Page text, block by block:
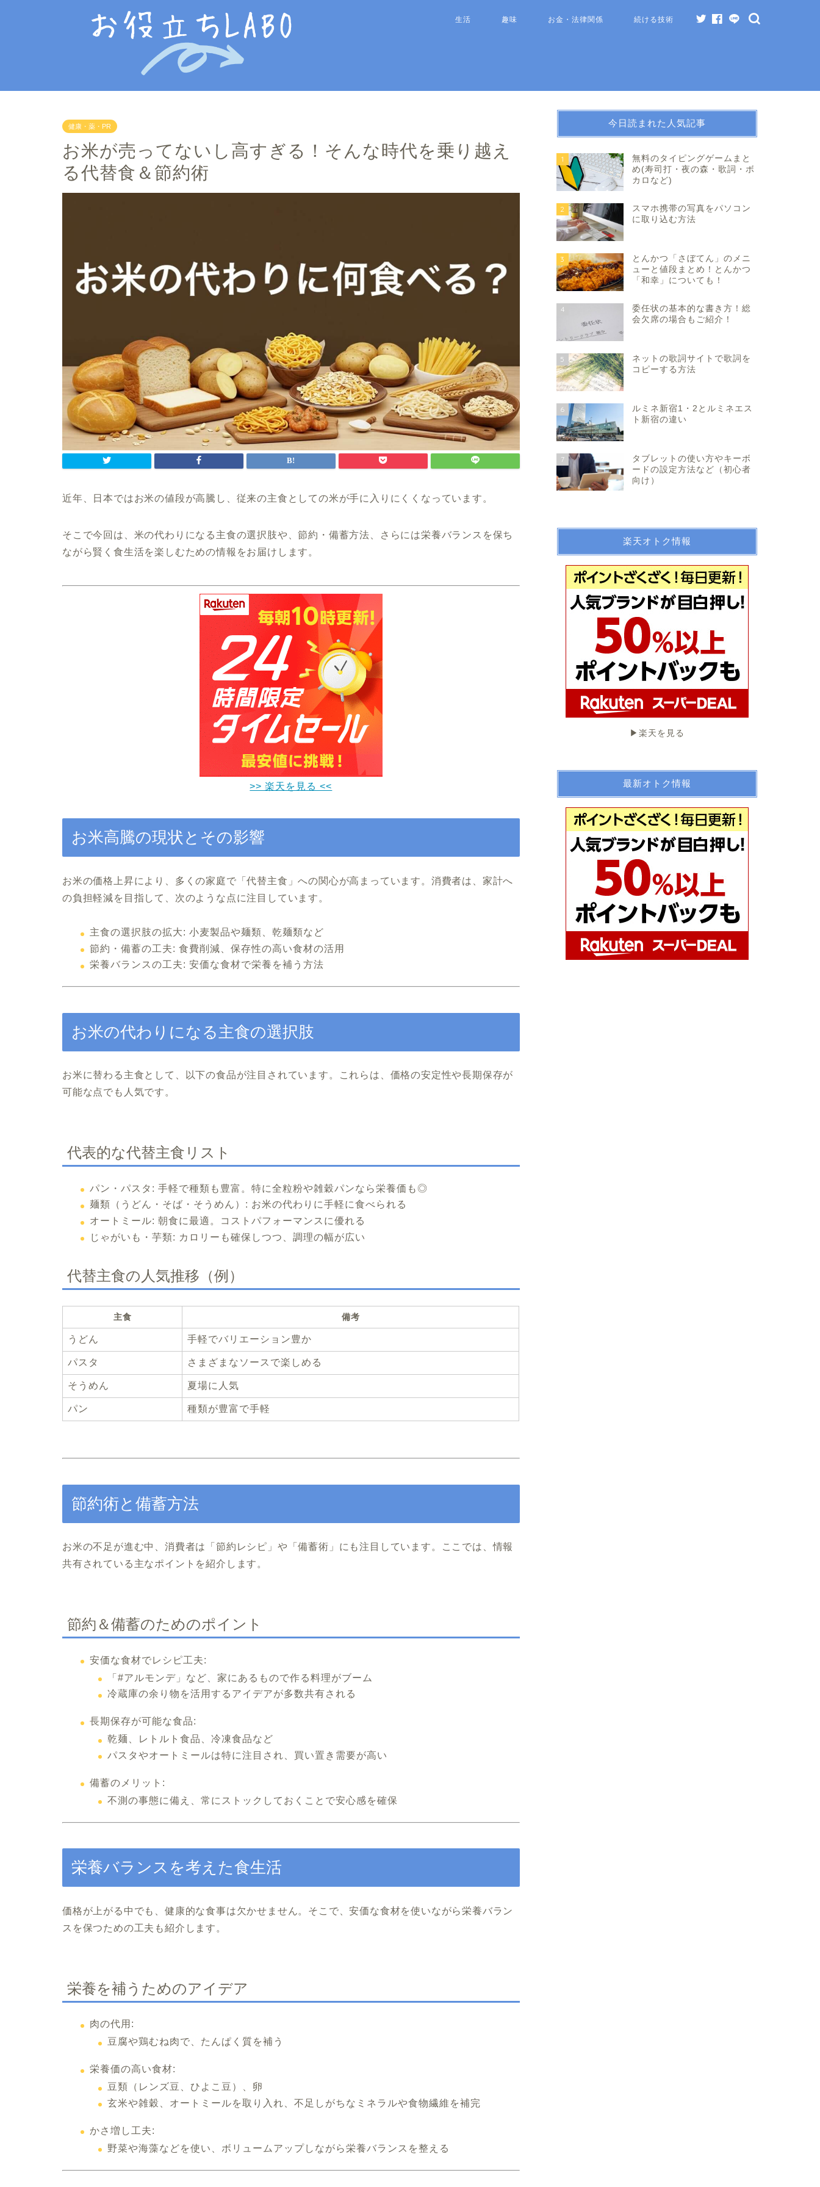
生活 趣味 お金・法律関係 続ける技術
健康・薬・PR
お米が売ってないし高すぎる！そんな時代を乗り越え
る代替食＆節約術
近年、日本ではお米の値段が高騰し、従来の主食としての米が手に入りにくくなっています。
そこで今回は、米の代わりになる主食の選択肢や、節約・備蓄方法、さらには栄養バランスを保ち
ながら賢く食生活を楽しむための情報をお届けします。
>> 楽天を見る <<
お米高騰の現状とその影響
お米の価格上昇により、多くの家庭で「代替主食」への関心が高まっています。消費者は、家計へ
の負担軽減を目指して、次のような点に注目しています。
主食の選択肢の拡大: 小麦製品や麺類、乾麺類など
節約・備蓄の工夫: 食費削減、保存性の高い食材の活用
栄養バランスの工夫: 安価な食材で栄養を補う方法
お米の代わりになる主食の選択肢
お米に替わる主食として、以下の食品が注目されています。これらは、価格の安定性や長期保存が
可能な点でも人気です。
代表的な代替主食リスト
パン・パスタ: 手軽で種類も豊富。特に全粒粉や雑穀パンなら栄養価も◎
麺類（うどん・そば・そうめん）: お米の代わりに手軽に食べられる
オートミール: 朝食に最適。コストパフォーマンスに優れる
じゃがいも・芋類: カロリーも確保しつつ、調理の幅が広い
代替主食の人気推移（例）
主食 備考
うどん 手軽でバリエーション豊か
パスタ さまざまなソースで楽しめる
そうめん 夏場に人気
パン 種類が豊富で手軽
節約術と備蓄方法
お米の不足が進む中、消費者は「節約レシピ」や「備蓄術」にも注目しています。ここでは、情報
共有されている主なポイントを紹介します。
節約＆備蓄のためのポイント
安価な食材でレシピ工夫:
「#アルモンデ」など、家にあるもので作る料理がブーム
冷蔵庫の余り物を活用するアイデアが多数共有される
長期保存が可能な食品:
乾麺、レトルト食品、冷凍食品など
パスタやオートミールは特に注目され、買い置き需要が高い
備蓄のメリット:
不測の事態に備え、常にストックしておくことで安心感を確保
栄養バランスを考えた食生活
価格が上がる中でも、健康的な食事は欠かせません。そこで、安価な食材を使いながら栄養バラン
スを保つための工夫も紹介します。
栄養を補うためのアイデア
肉の代用:
豆腐や鶏むね肉で、たんぱく質を補う
栄養価の高い食材:
豆類（レンズ豆、ひよこ豆）、卵
玄米や雑穀、オートミールを取り入れ、不足しがちなミネラルや食物繊維を補完
かさ増し工夫:
野菜や海藻などを使い、ボリュームアップしながら栄養バランスを整える
今日読まれた人気記事
1
無料のタイピングゲームまと
め(寿司打・夜の森・歌詞・ボ
カロなど)
2
スマホ携帯の写真をパソコン
に取り込む方法
3
とんかつ「さぼてん」のメニ
ューと値段まとめ！とんかつ
「和幸」についても！
4
委任状の基本的な書き方！総
会欠席の場合もご紹介！
5
ネットの歌詞サイトで歌詞を
コピーする方法
6
ルミネ新宿1・2とルミネエス
ト新宿の違い
7
タブレットの使い方やキーボ
ードの設定方法など（初心者
向け）
楽天オトク情報
▶︎楽天を見る
最新オトク情報